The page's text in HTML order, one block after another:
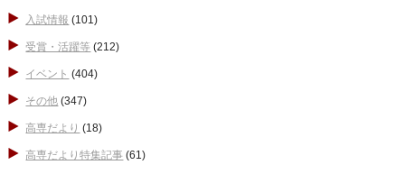
入試情報 (101)
受賞・活躍等 (212)
イベント (404)
その他 (347)
高専だより (18)
高専だより特集記事 (61)